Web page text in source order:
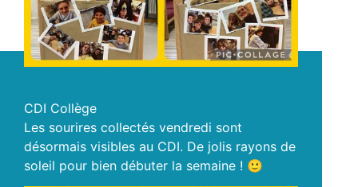
CDI Collège
Les sourires collectés vendredi sont
désormais visibles au CDI. De jolis rayons de
soleil pour bien débuter la semaine ! 🙂